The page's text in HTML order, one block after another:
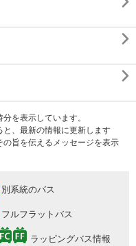


を表示しています。
と、最新の情報に更新します
旨を伝えるメッセージを表示
別系統のバス
フルフラットバス
ラッピングバス情報